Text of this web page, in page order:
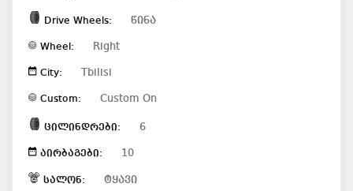
Drive Wheels: წინა
Wheel: Right
City: Tbilisi
Custom: Custom On
ცილინდრები: 6
აირბაგები: 10
სალონ: ტყავი